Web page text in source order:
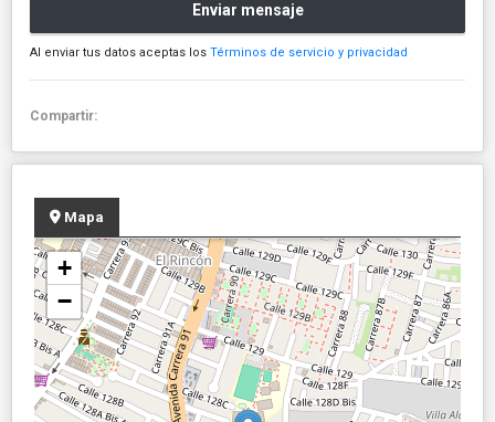
Enviar mensaje
Al enviar tus datos aceptas los Términos de servicio y privacidad
Compartir:
Mapa
+
−